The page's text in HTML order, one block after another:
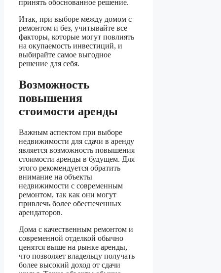
принять обоснованное решение.
Итак, при выборе между домом с
ремонтом и без, учитывайте все
факторы, которые могут повлиять
на окупаемость инвестиций, и
выбирайте самое выгодное
решение для себя.
Возможность
повышения
стоимости аренды
Важным аспектом при выборе
недвижимости для сдачи в аренду
является возможность повышения
стоимости аренды в будущем. Для
этого рекомендуется обратить
внимание на объекты
недвижимости с современным
ремонтом, так как они могут
привлечь более обеспеченных
арендаторов.
Дома с качественным ремонтом и
современной отделкой обычно
ценятся выше на рынке аренды,
что позволяет владельцу получать
более высокий доход от сдачи